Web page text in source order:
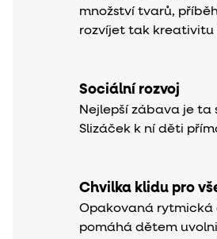
množství tvarů,
rozvíjet tak kreativitu
Sociální rozvoj
Nejlepší zábava je ta
Slizáček k ní děti
Chvilka klidu pro
Opakovaná rytmická
pomáhá dětem